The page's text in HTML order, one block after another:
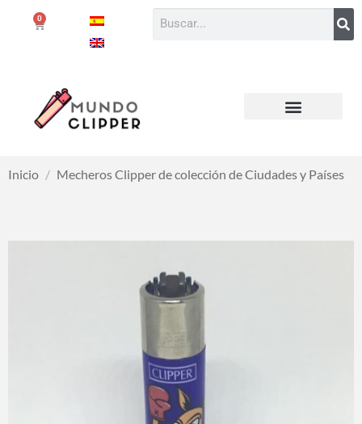
0
Inicio / Mecheros Clipper de colección de Ciudades y Países